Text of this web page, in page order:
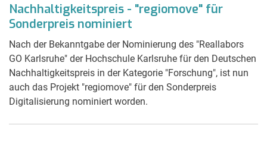
Nachhaltigkeitspreis - "regiomove" für
Sonderpreis nominiert
Nach der Bekanntgabe der Nominierung des "Reallabors
GO Karlsruhe" der Hochschule Karlsruhe für den Deutschen
Nachhaltigkeitspreis in der Kategorie "Forschung", ist nun
auch das Projekt "regiomove" für den Sonderpreis
Digitalisierung nominiert worden.